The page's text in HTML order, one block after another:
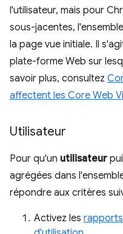
l'utilisateur, mais pour
sous-jacentes,
la page vue initiale. Il
plate-forme Web sur
savoir plus, consultez
affectent les Core Web
Utilisateur
Pour qu'un utilisateur
agrégées dans
répondre aux critères
Activez les